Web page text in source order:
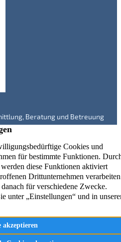
Beratung und Betreuung
und Umgebung – seit über 20
Service Kontakt